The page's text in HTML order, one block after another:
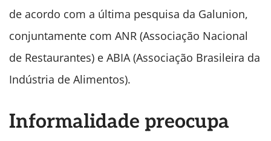
de acordo com a última pesquisa da Galunion,
conjuntamente com ANR (Associação Nacional
de Restaurantes) e ABIA (Associação Brasileira da
Indústria de Alimentos).
Informalidade preocupa